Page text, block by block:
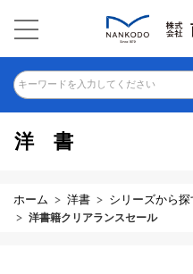
キーワードを入力してください
洋書
ホーム 洋書 シリーズから探
洋書籍クリアランスセール